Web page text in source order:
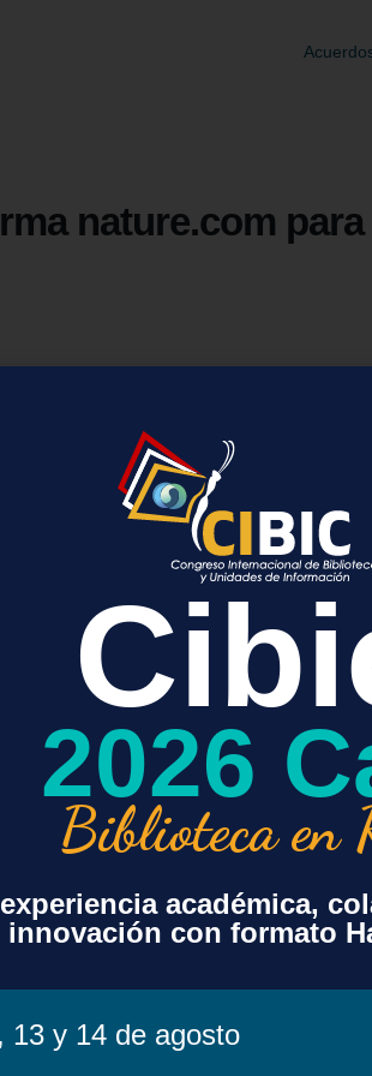
nature.com para
+ exportación iCal /
Paquete Básico
Recursos Opcionales
2026
Biblioteca en
académica,
innovación con formato
13 y 14 de agosto